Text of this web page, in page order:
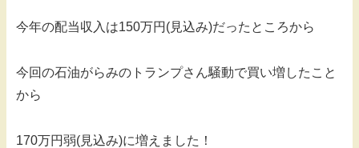
今年の配当収入は150万円(見込み)だったところから
今回の石油がらみのトランプさん騒動で買い増したこと
から
170万円弱(見込み)に増えました！